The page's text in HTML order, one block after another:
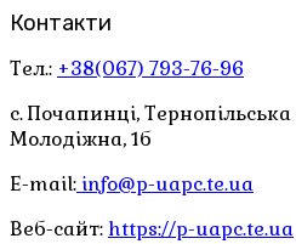
Контакти
Тел.: +38(067) 793-76-96
с. Почапинці,
Молодіжна, 1б
E-mail: info@p-uapc.te.ua
Веб-сайт: https://p-uapc.te.ua